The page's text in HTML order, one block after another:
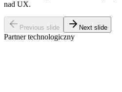
nad UX.
Previous slide Next slide
Partner technologiczny